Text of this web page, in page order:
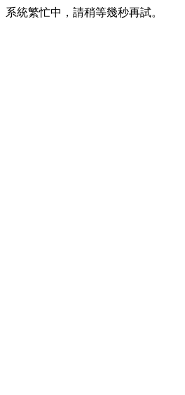
系統繁忙中，請稍等幾秒再試。